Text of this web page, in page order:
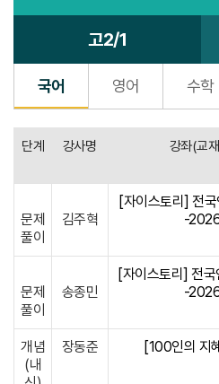
고2/1
국어 영어 수학
단계 강사명 강좌(교
문제
풀이
김주혁
[자이스토리] 전국
-
문제
풀이
송종민
[자이스토리] 전국
-
개념
(내
장동준 [100인의 지